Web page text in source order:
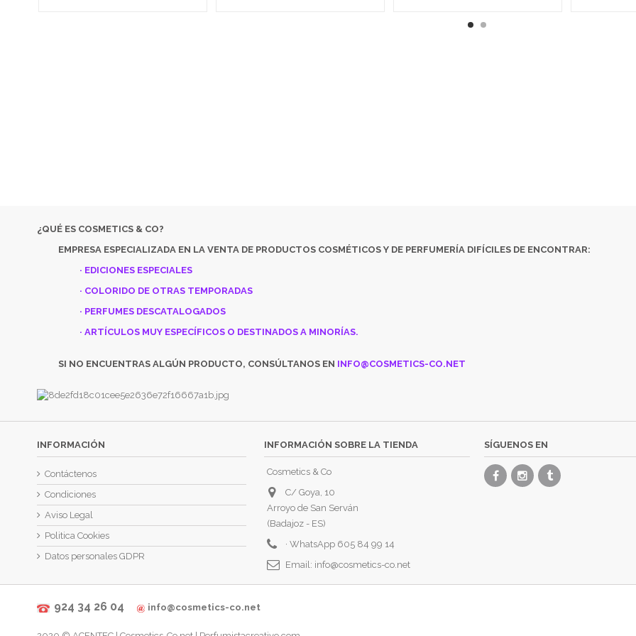
¿QUÉ ES COSMETICS & CO?
EMPRESA ESPECIALIZADA EN LA VENTA DE PRODUCTOS COSMÉTICOS Y DE PERFUMERÍA DIFÍCILES DE ENCONTRAR:
· EDICIONES ESPECIALES
· COLORIDO DE OTRAS TEMPORADAS
· PERFUMES DESCATALOGADOS
· ARTÍCULOS MUY ESPECÍFICOS O DESTINADOS A MINORÍAS.
SI NO ENCUENTRAS ALGÚN PRODUCTO, CONSÚLTANOS EN INFO@COSMETICS-CO.NET
INFORMACIÓN
Contáctenos
Condiciones
Aviso Legal
Politica Cookies
Datos personales GDPR
INFORMACIÓN SOBRE LA TIENDA
Cosmetics & Co
C/ Goya, 10
Arroyo de San Serván
(Badajoz - ES)
· WhatsApp 605 84 99 14
Email: info@cosmetics-co.net
SÍGUENOS EN
924 34 26 04 info@cosmetics-co.net